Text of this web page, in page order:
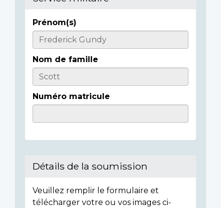
Casualty
Details
Prénom(s)
Nom de famille
Numéro matricule
Détails de la soumission
Veuillez remplir le formulaire et
télécharger votre ou vos images ci-